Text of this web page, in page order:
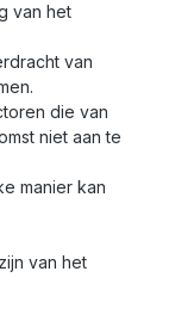
van het
van
die van
niet aan te
manier kan
van het